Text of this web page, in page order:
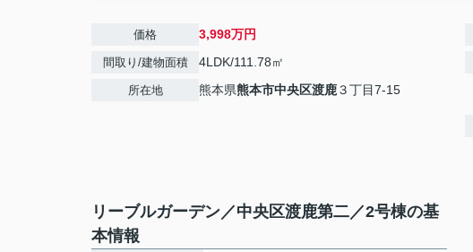
価格 3,998万円
間取り/建物面積 4LDK/111.78㎡
所在地 熊本県熊本市中央区渡鹿３丁目7-15
リーブルガーデン／中央区渡鹿第二／2号棟の基
本情報